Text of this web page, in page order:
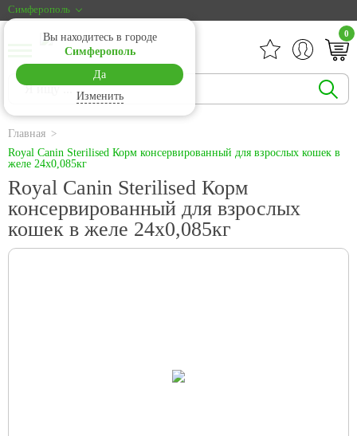
Симферополь
Вы находитесь в городе
Симферополь
Да
Изменить
0
Главная
Royal Canin Sterilised Корм консервированный для взрослых кошек в
желе 24х0,085кг
Royal Canin Sterilised Корм
консервированный для взрослых
кошек в желе 24х0,085кг